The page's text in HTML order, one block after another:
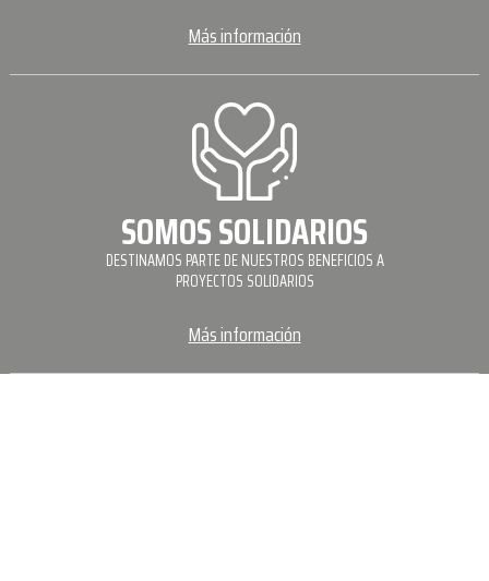
Más información
SOMOS SOLIDARIOS
DESTINAMOS PARTE DE NUESTROS BENEFICIOS A
PROYECTOS SOLIDARIOS
Más información